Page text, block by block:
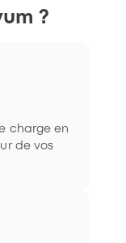
?
charge en
de vos